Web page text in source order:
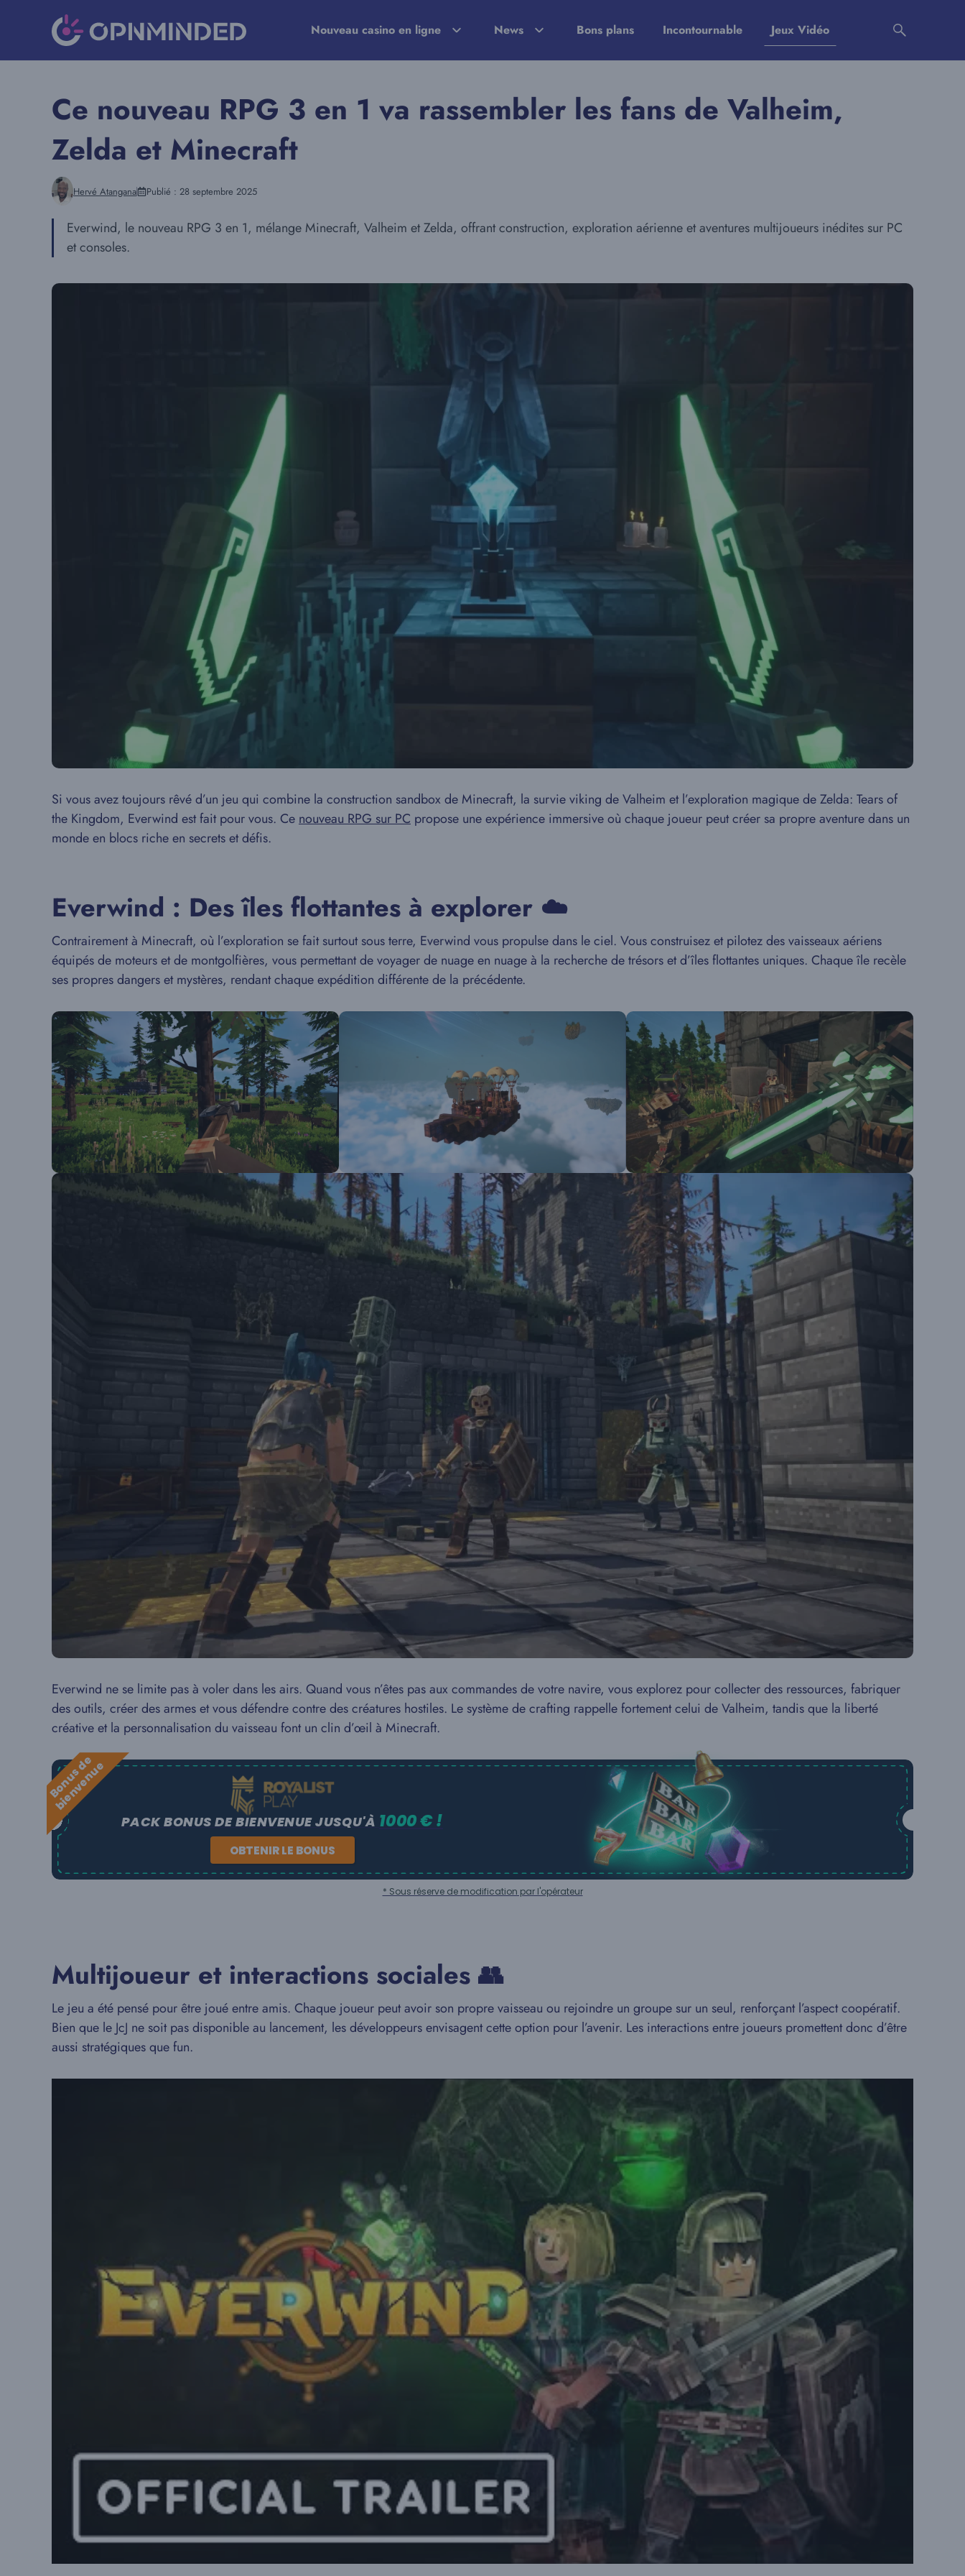
Nouveau casino en ligne News Bons plans Incontournable Jeux Vidéo
Ce nouveau RPG 3 en 1 va rassembler les fans de Valheim,
Zelda et Minecraft
Hervé Atangana Publié : 28 septembre 2025
Everwind, le nouveau RPG 3 en 1, mélange Minecraft, Valheim et Zelda, offrant construction, exploration aérienne et aventures multijoueurs inédites sur PC
et consoles.
Si vous avez toujours rêvé d’un jeu qui combine la construction sandbox de Minecraft, la survie viking de Valheim et l’exploration magique de Zelda: Tears of
the Kingdom, Everwind est fait pour vous. Cenouveau RPG sur PC propose une expérience immersive où chaque joueur peut créer sa propre aventure dans un
monde en blocs riche en secrets et défis.
Everwind : Des îles flottantes à explorer ☁️
Contrairement à Minecraft, où l’exploration se fait surtout sous terre, Everwind vous propulse dans le ciel. Vous construisez et pilotez des vaisseaux aériens
équipés de moteurs et de montgolfières, vous permettant de voyager de nuage en nuage à la recherche de trésors et d’îles flottantes uniques. Chaque île recèle
ses propres dangers et mystères, rendant chaque expédition différente de la précédente.
Everwind ne se limite pas à voler dans les airs. Quand vous n’êtes pas aux commandes de votre navire, vous explorez pour collecter des ressources, fabriquer
des outils, créer des armes et vous défendre contre des créatures hostiles. Le système de crafting rappelle fortement celui de Valheim, tandis que la liberté
créative et la personnalisation du vaisseau font un clin d’œil à Minecraft.
B
o
n
u
s
d
e
b
i
e
n
v
e
n
u
e
PACK BONUS DE BIENVENUE JUSQU'À 1000 € !
OBTENIR LE BONUS
* Sous réserve de modification par l'opérateur
Multijoueur et interactions sociales 👥
Le jeu a été pensé pour être joué entre amis. Chaque joueur peut avoir son propre vaisseau ou rejoindre un groupe sur un seul, renforçant l’aspect coopératif.
Bien que le JcJ ne soit pas disponible au lancement, les développeurs envisagent cette option pour l’avenir. Les interactions entre joueurs promettent donc d’être
aussi stratégiques que fun.